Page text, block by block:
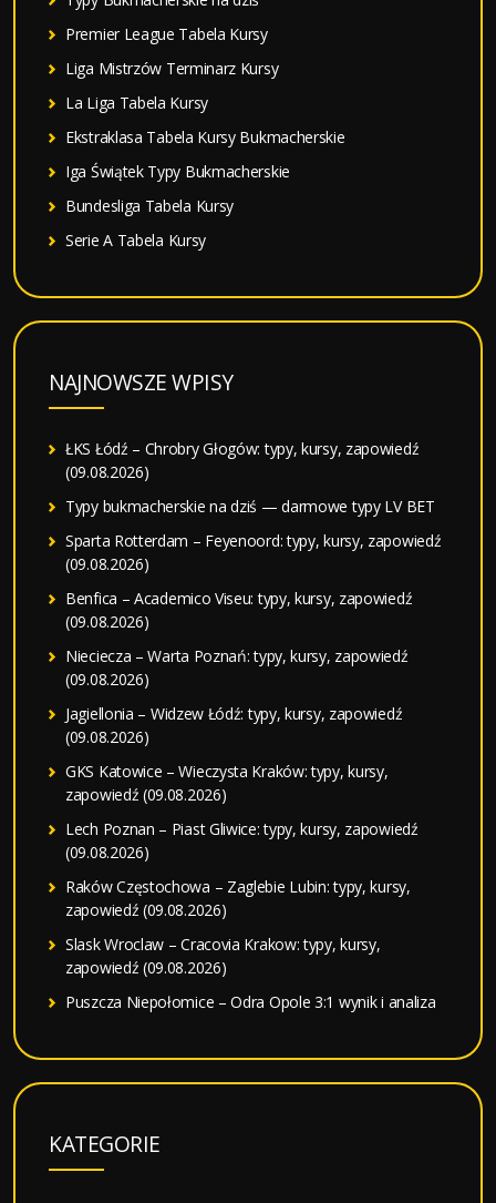
Premier League Tabela Kursy
Liga Mistrzów Terminarz Kursy
La Liga Tabela Kursy
Ekstraklasa Tabela Kursy Bukmacherskie
Iga Świątek Typy Bukmacherskie
Bundesliga Tabela Kursy
Serie A Tabela Kursy
NAJNOWSZE WPISY
ŁKS Łódź – Chrobry Głogów: typy, kursy, zapowiedź
(09.08.2026)
Typy bukmacherskie na dziś — darmowe typy LV BET
Sparta Rotterdam – Feyenoord: typy, kursy, zapowiedź
(09.08.2026)
Benfica – Academico Viseu: typy, kursy, zapowiedź
(09.08.2026)
Nieciecza – Warta Poznań: typy, kursy, zapowiedź
(09.08.2026)
Jagiellonia – Widzew Łódź: typy, kursy, zapowiedź
(09.08.2026)
GKS Katowice – Wieczysta Kraków: typy, kursy,
zapowiedź (09.08.2026)
Lech Poznan – Piast Gliwice: typy, kursy, zapowiedź
(09.08.2026)
Raków Częstochowa – Zaglebie Lubin: typy, kursy,
zapowiedź (09.08.2026)
Slask Wroclaw – Cracovia Krakow: typy, kursy,
zapowiedź (09.08.2026)
Puszcza Niepołomice – Odra Opole 3:1 wynik i analiza
KATEGORIE